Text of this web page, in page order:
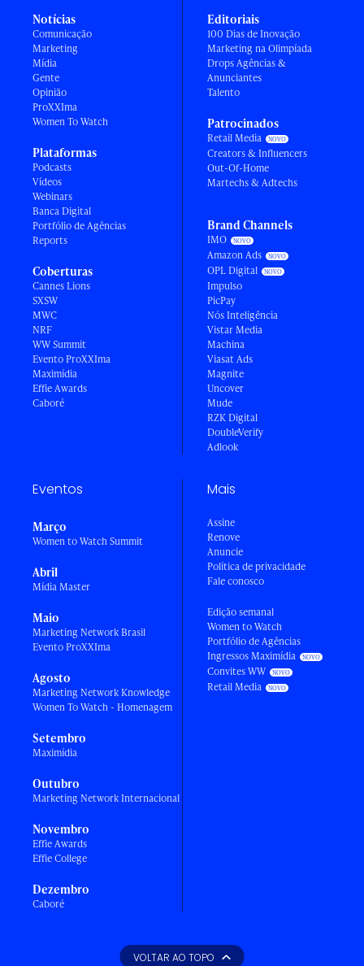
Notícias
Comunicação
Marketing
Mídia
Gente
Opinião
ProXXIma
Women To Watch
Plataformas
Podcasts
Vídeos
Webinars
Banca Digital
Portfólio de Agências
Reports
Coberturas
Cannes Lions
SXSW
MWC
NRF
WW Summit
Evento ProXXIma
Maximídia
Effie Awards
Caboré
Editoriais
100 Dias de Inovação
Marketing na Olimpíada
Drops Agências &
Anunciantes
Talento
Patrocinados
Retail Media
Creators & Influencers
Out-Of-Home
Martechs & Adtechs
Brand Channels
IMO
Amazon Ads
OPL Digital
Impulso
PicPay
Nós Inteligência
Vistar Media
Machina
Viasat Ads
Magnite
Uncover
Mude
RZK Digital
DoubleVerify
Adlook
Eventos
Março
Women to Watch Summit
Abril
Mídia Master
Maio
Marketing Network Brasil
Evento ProXXIma
Agosto
Marketing Network Knowledge
Women To Watch - Homenagem
Setembro
Maximídia
Outubro
Marketing Network Internacional
Novembro
Effie Awards
Effie College
Dezembro
Caboré
Mais
Assine
Renove
Anuncie
Política de privacidade
Fale conosco
Edição semanal
Women to Watch
Portfólio de Agências
Ingressos Maximídia
Convites WW
Retail Media
VOLTAR AO TOPO